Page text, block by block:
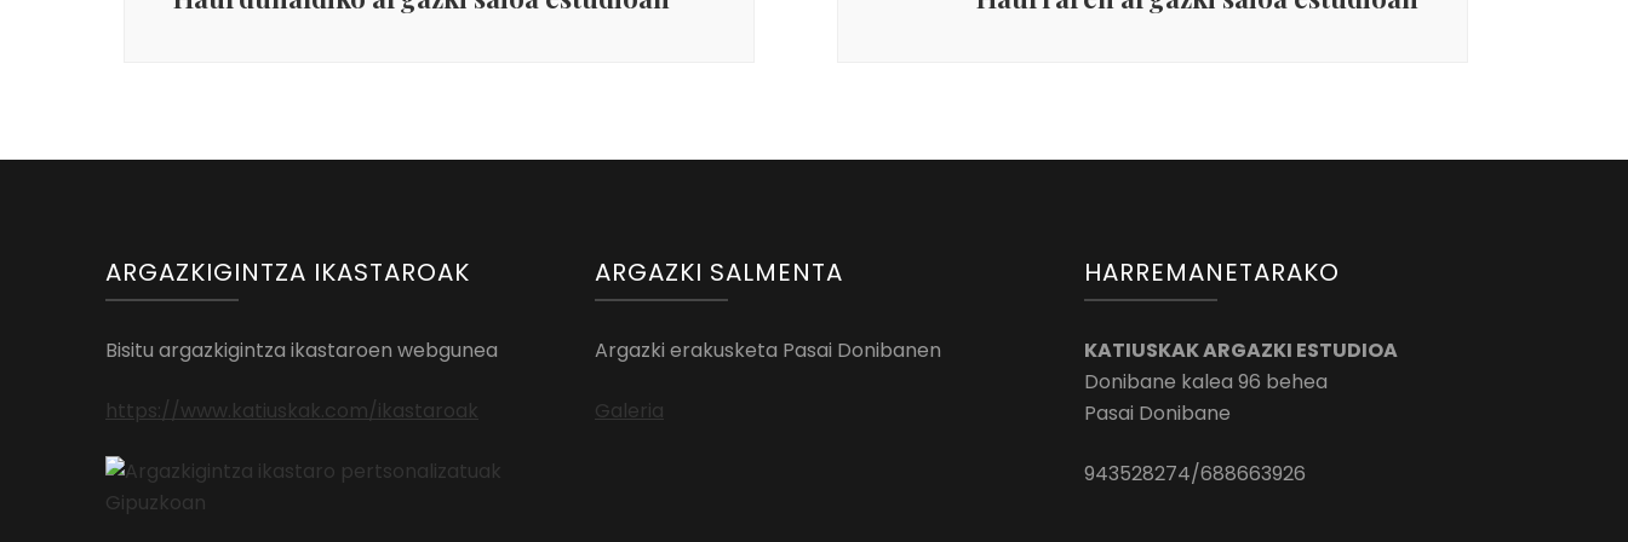
ARGAZKIGINTZA IKASTAROAK
Bisitu argazkigintza ikastaroen webgunea
https://www.katiuskak.com/ikastaroak
ARGAZKI SALMENTA
Argazki erakusketa Pasai Donibanen
Galeria
HARREMANETARAKO
KATIUSKAK ARGAZKI ESTUDIOA
Donibane kalea 96 behea
Pasai Donibane
943528274/688663926